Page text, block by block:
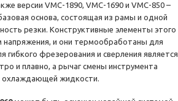
версии VMC-1890, VMC-1690 и VMC-850 –
основа, состоящая из рамы и одной
резки. Конструктивные элементы этого
напряжения, и они термообработаны для
фрезерования и сверления является
и плавно, а рычаг смены инструмента
охлаждающей жидкости.